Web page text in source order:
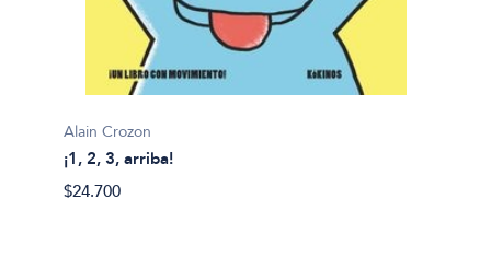
Alain Crozon
¡1, 2, 3, arriba!
$24.700